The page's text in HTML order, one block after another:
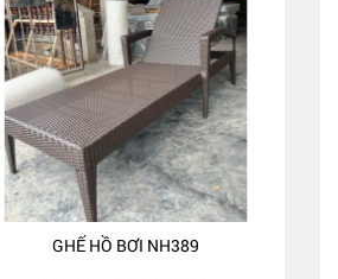
GHẾ HỒ BƠI NH389